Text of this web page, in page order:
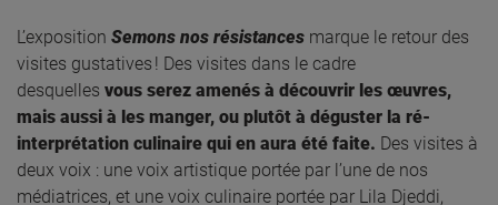
L’exposition Semons nos résistances marque le retour des
visites gustatives ! Des visites dans le cadre
desquelles vous serez amenés à découvrir les œuvres,
mais aussi à les manger, ou plutôt à déguster la ré-
interprétation culinaire qui en aura été faite. Des visites à
deux voix : une voix artistique portée par l’une de nos
médiatrices, et une voix culinaire portée par Lila Djeddi,